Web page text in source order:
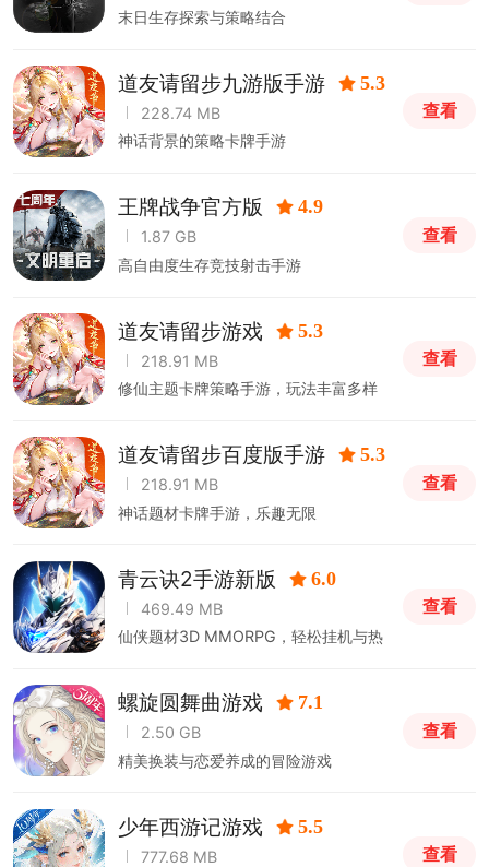
末日生存探索与策略结合
道友请留步九游版手游 5.3
228.74 MB
神话背景的策略卡牌手游
查看
王牌战争官方版 4.9
1.87 GB
高自由度生存竞技射击手游
查看
道友请留步游戏 5.3
218.91 MB
修仙主题卡牌策略手游，玩法丰富多样
查看
道友请留步百度版手游 5.3
218.91 MB
神话题材卡牌手游，乐趣无限
查看
青云诀2手游新版 6.0
469.49 MB
仙侠题材3D MMORPG，轻松挂机与热
查看
螺旋圆舞曲游戏 7.1
2.50 GB
精美换装与恋爱养成的冒险游戏
查看
少年西游记游戏 5.5
777.68 MB
查看